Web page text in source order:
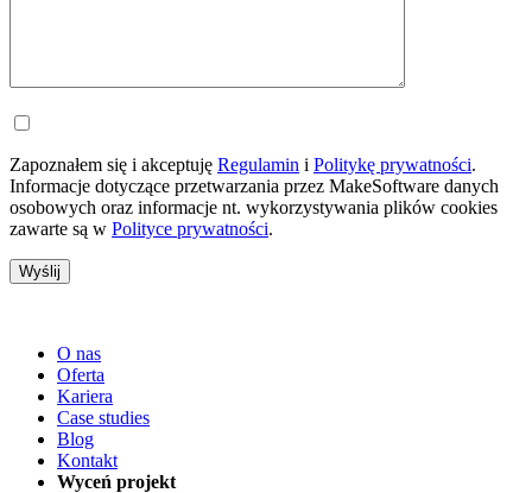
Zapoznałem się i akceptuję Regulamin i Politykę prywatności.
Informacje dotyczące przetwarzania przez MakeSoftware danych
osobowych oraz informacje nt. wykorzystywania plików cookies
zawarte są w Polityce prywatności.
O nas
Oferta
Kariera
Case studies
Blog
Kontakt
Wyceń projekt